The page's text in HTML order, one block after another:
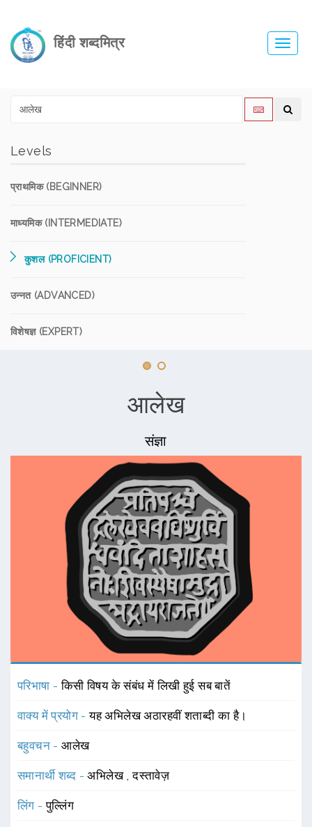
हिंदी शब्दमित्र
Levels
प्राथमिक (BEGINNER)
माध्यमिक (INTERMEDIATE)
कुशल (PROFICIENT)
उन्नत (ADVANCED)
विशेषज्ञ (EXPERT)
आलेख
संज्ञा
परिभाषा -किसी विषय के संबंध में लिखी हुई सब बातें
वाक्य में प्रयोग -यह अभिलेख अठारहवीं शताब्दी का है।
बहुवचन -आलेख
समानार्थी शब्द -अभिलेख ,दस्तावेज़
लिंग -पुल्लिंग